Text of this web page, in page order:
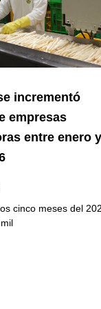
incrementó
empresas
entre enero y
cinco meses del